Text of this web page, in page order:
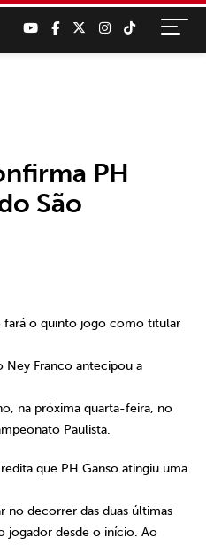
PH
São
fará o quinto jogo como titular
Ney Franco antecipou a
na próxima quarta-feira, no
Paulista.
que PH Ganso atingiu uma
no decorrer das duas últimas
jogador desde o início. Ao